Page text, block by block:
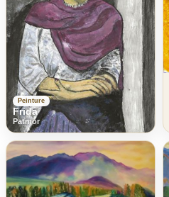
Peinture
Frida
Patmor